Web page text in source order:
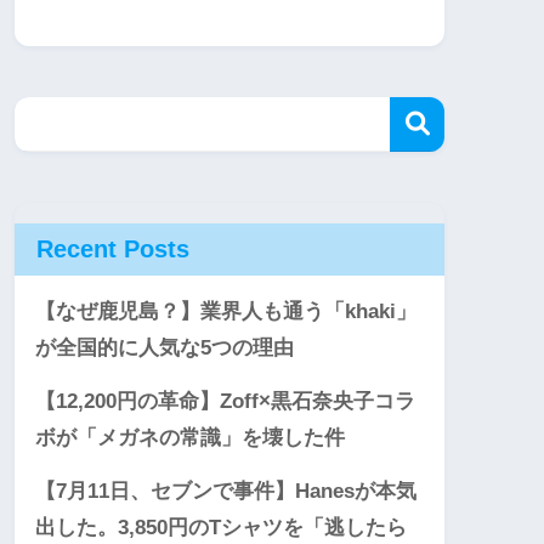
Recent Posts
【なぜ鹿児島？】業界人も通う「khaki」
が全国的に人気な5つの理由
【12,200円の革命】Zoff×黒石奈央子コラ
ボが「メガネの常識」を壊した件
【7月11日、セブンで事件】Hanesが本気
出した。3,850円のTシャツを「逃したら